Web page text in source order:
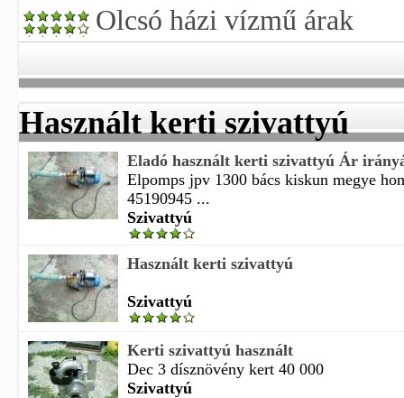
Olcsó házi vízmű árak
Használt kerti szivattyú
Eladó használt kerti szivattyú Ár
Elpomps jpv 1300 bács kiskun megye
45190945 ...
Szivattyú
Használt kerti szivattyú
Szivattyú
Kerti szivattyú használt
Dec 3 dísznövény kert 40 000
Szivattyú